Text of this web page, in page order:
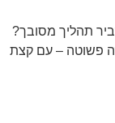
תהליך מסובך?
פשוטה – עם קצת